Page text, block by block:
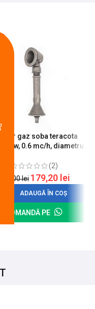
gaz soba teracota
6 kw, 0.6 mc/h, diametru
(2)
200,00lei 179,20 lei
ADAUGĂ ÎN COȘ
COMANDĂ PE